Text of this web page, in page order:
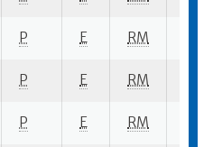
P E RM
P E RM
P E RM